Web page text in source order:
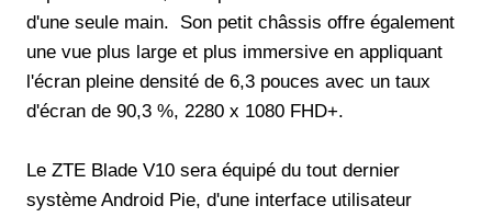
d'une seule main. Son petit châssis offre également
une vue plus large et plus immersive en appliquant
l'écran pleine densité de 6,3 pouces avec un taux
d'écran de 90,3 %, 2280 x 1080 FHD+.
Le ZTE Blade V10 sera équipé du tout dernier
système Android Pie, d'une interface utilisateur